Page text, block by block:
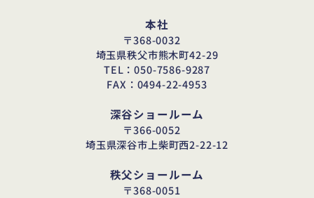
本社
〒368-0032
埼玉県秩父市熊木町42-29
TEL：050-7586-9287
FAX：0494-22-4953
深谷ショールーム
〒366-0052
埼玉県深谷市上柴町西2-22-12
秩父ショールーム
〒368-0051